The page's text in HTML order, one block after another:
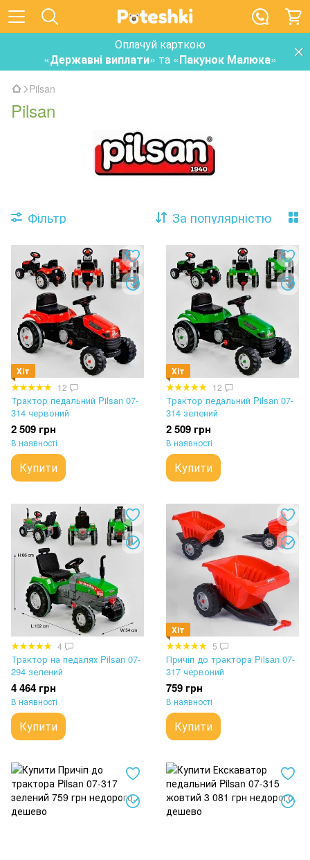
Оплачуй карткою
«Державні виплати» та «Пакунок Малюка»
Pilsan
Pilsan
Фільтр За популярністю
Хіт
12
Трактор педальний Pilsan 07-
314 червоний
2 509 грн
В наявності
Купити
Хіт
12
Трактор педальний Pilsan 07-
314 зелений
2 509 грн
В наявності
Купити
4
Трактор на педалях Pilsan 07-
294 зелений
4 464 грн
В наявності
Купити
Хіт
5
Причіп до трактора Pilsan 07-
317 червоний
759 грн
В наявності
Купити